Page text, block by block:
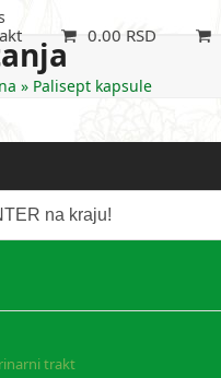
0.00 RSD
» Palisept kapsule
trakt